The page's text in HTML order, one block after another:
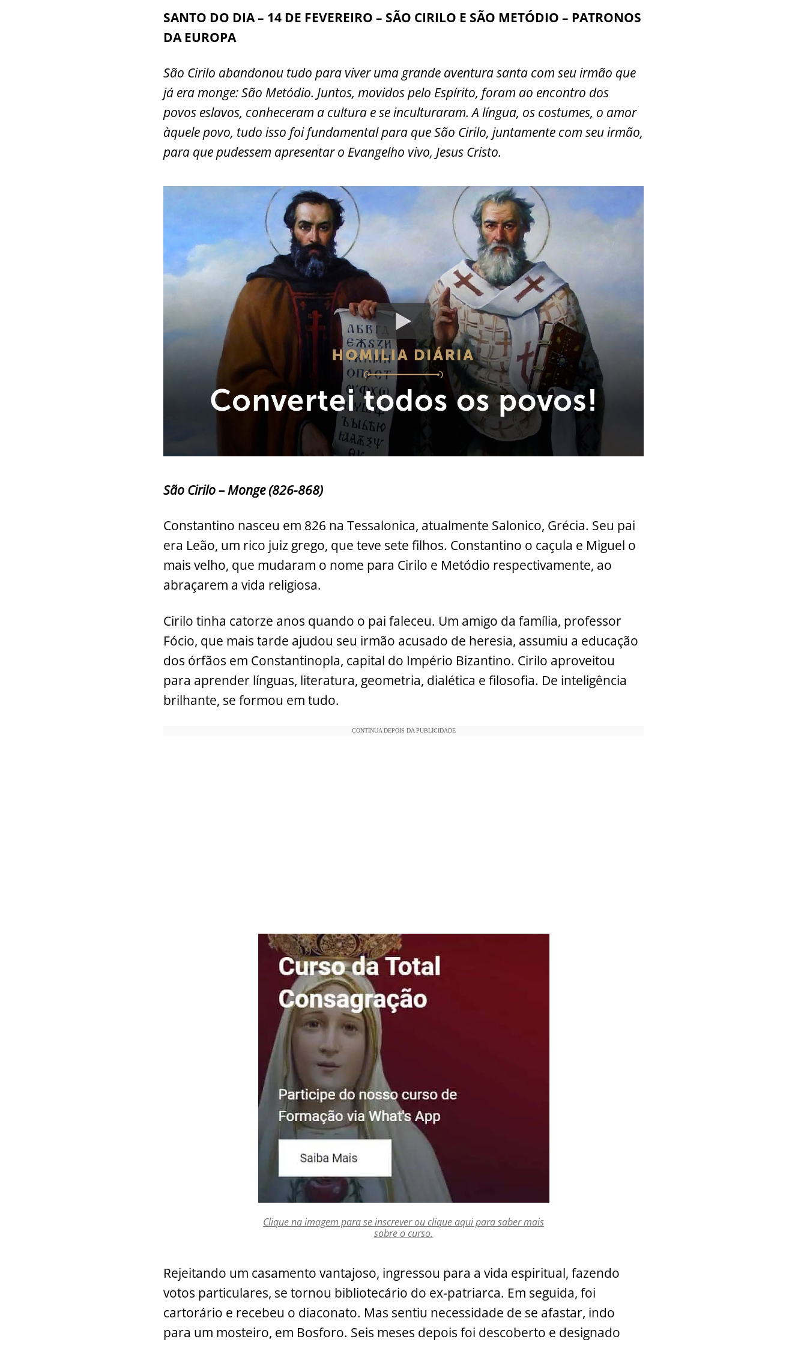
c
e
b
o
o
k
at
s
p
p
itt
er
ai p
Li
n
k
ar
SANTO DO DIA – 14 DE FEVEREIRO – SÃO CIRILO E SÃO METÓDIO – PATRONOS
DA EUROPA
São Cirilo abandonou tudo para viver uma grande aventura santa com seu irmão que
já era monge: São Metódio. Juntos, movidos pelo Espírito, foram ao encontro dos
povos eslavos, conheceram a cultura e se inculturaram. A língua, os costumes, o amor
àquele povo, tudo isso foi fundamental para que São Cirilo, juntamente com seu irmão,
para que pudessem apresentar o Evangelho vivo, Jesus Cristo.
São Cirilo – Monge (826-868)
Constantino nasceu em 826 na Tessalonica, atualmente Salonico, Grécia. Seu pai
era Leão, um rico juiz grego, que teve sete filhos. Constantino o caçula e Miguel o
mais velho, que mudaram o nome para Cirilo e Metódio respectivamente, ao
abraçarem a vida religiosa.
Cirilo tinha catorze anos quando o pai faleceu. Um amigo da família, professor
Fócio, que mais tarde ajudou seu irmão acusado de heresia, assumiu a educação
dos órfãos em Constantinopla, capital do Império Bizantino. Cirilo aproveitou
para aprender línguas, literatura, geometria, dialética e filosofia. De inteligência
brilhante, se formou em tudo.
CONTINUA DEPOIS DA PUBLICIDADE
Clique na imagem para se inscrever ou clique aqui para saber mais
sobre o curso.
Rejeitando um casamento vantajoso, ingressou para a vida espiritual, fazendo
votos particulares, se tornou bibliotecário do ex-patriarca. Em seguida, foi
cartorário e recebeu o diaconato. Mas sentiu necessidade de se afastar, indo
para um mosteiro, em Bosforo. Seis meses depois foi descoberto e designado